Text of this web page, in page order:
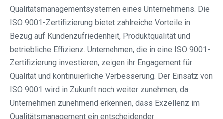
Qualitätsmanagementsystemen eines Unternehmens. Die
ISO 9001-Zertifizierung bietet zahlreiche Vorteile in
Bezug auf Kundenzufriedenheit, Produktqualität und
betriebliche Effizienz. Unternehmen, die in eine ISO 9001-
Zertifizierung investieren, zeigen ihr Engagement für
Qualität und kontinuierliche Verbesserung. Der Einsatz von
ISO 9001 wird in Zukunft noch weiter zunehmen, da
Unternehmen zunehmend erkennen, dass Exzellenz im
Qualitätsmanagement ein entscheidender